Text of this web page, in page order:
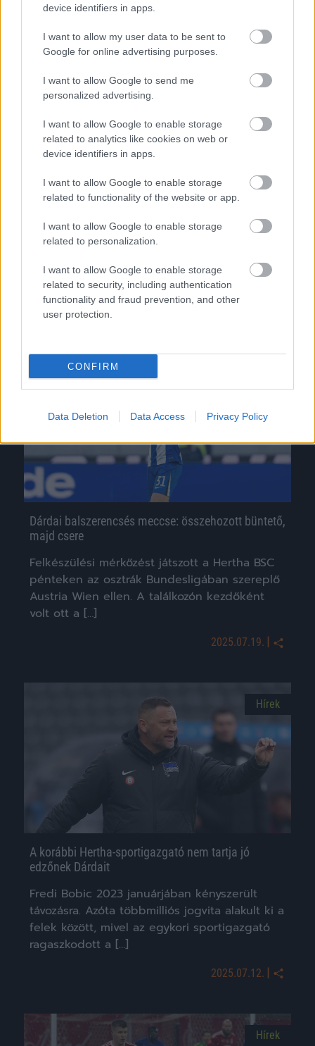
device identifiers in apps.
I want to allow my user data to be sent to
Google for online advertising purposes.
I want to allow Google to send me
personalized advertising.
I want to allow Google to enable storage
related to analytics like cookies on web or
device identifiers in apps.
I want to allow Google to enable storage
related to functionality of the website or app.
I want to allow Google to enable storage
related to personalization.
I want to allow Google to enable storage
related to security, including authentication
functionality and fraud prevention, and other
user protection.
CONFIRM
Data Deletion Data Access Privacy Policy
Hírek
Duplán fájhatott a szezon első bajnokija a magyar
válogatott játékosnak
Péntek este a német másodosztály első
fordulójában Schalke-Hertha meccset
rendeztek. A vendégeknél kezdett Dárdai
Márton, de idő előtt véget ért […]
Dárdai balszerencsés meccse: összehozott büntető,
majd csere
Felkészülési mérkőzést játszott a Hertha BSC
pénteken az osztrák Bundesligában szereplő
Austria Wien ellen. A találkozón kezdőként
volt ott a […]
2025.07.19. |
Hírek
A korábbi Hertha-sportigazgató nem tartja jó
edzőnek Dárdait
Fredi Bobic 2023 januárjában kényszerült
távozásra. Azóta többmilliós jogvita alakult ki a
felek között, mivel az egykori sportigazgató
ragaszkodott a […]
2025.07.12. |
Hírek